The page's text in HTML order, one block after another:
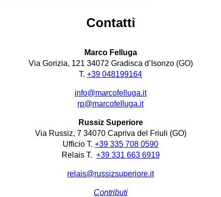
Contatti
Marco Felluga
Via Gorizia, 121 34072 Gradisca d’Isonzo (GO)
T. +39 048199164
info@marcofelluga.it
rp@marcofelluga.it
Russiz Superiore
Via Russiz, 7 34070 Capriva del Friuli (GO)
Ufficio T. +39 335 708 0590
Relais T. +39 331 663 6919
relais@russizsuperiore.it
Contributi